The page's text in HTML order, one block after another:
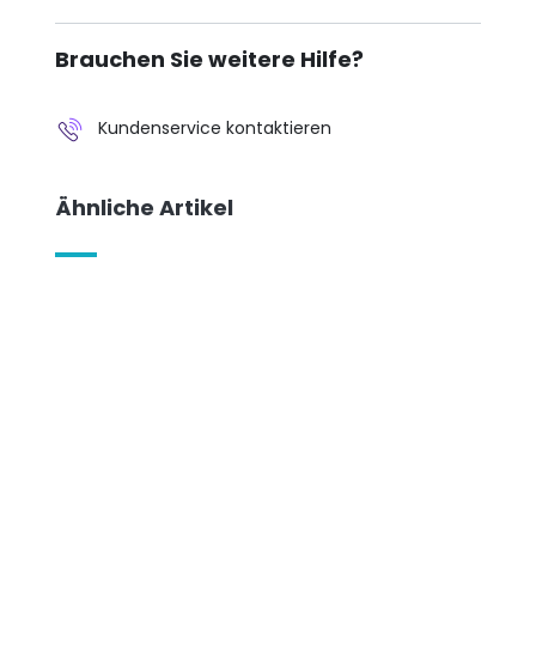
Brauchen Sie weitere Hilfe?
Kundenservice kontaktieren
Ähnliche Artikel